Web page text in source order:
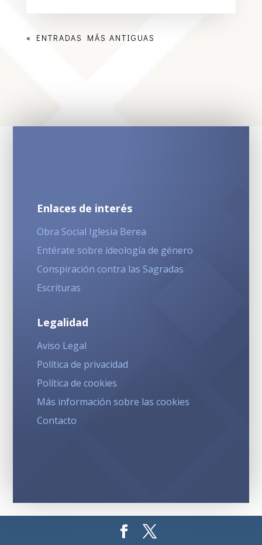
« ENTRADAS MÁS ANTIGUAS
Enlaces de interés
Obra Social Iglesia Berea
Entérate sobre ideología de género
Conspiración contra las Sagradas
Escrituras
Legalidad
Aviso Legal
Política de privacidad
Política de cookies
Más información sobre las cookies
Contacto